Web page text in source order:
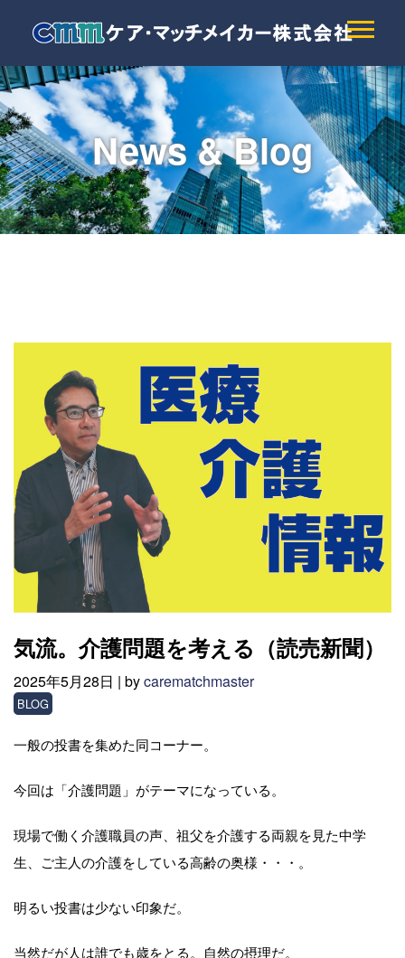
News & Blog
気流。介護問題を考える（読売新聞）
2025年5月28日 | bycarematchmaster
BLOG
一般の投書を集めた同コーナー。
今回は「介護問題」がテーマになっている。
現場で働く介護職員の声、祖父を介護する両親を見た中学
生、ご主人の介護をしている高齢の奥様・・・。
明るい投書は少ない印象だ。
当然だが人は誰でも歳をとる。自然の摂理だ。